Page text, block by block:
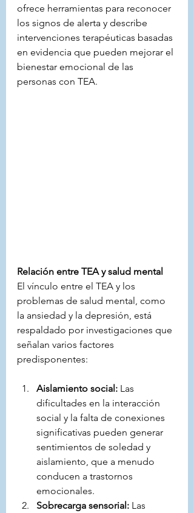
ofrece herramientas para reconocer
los signos de alerta y describe
intervenciones terapéuticas basadas
en evidencia que pueden mejorar el
bienestar emocional de las
personas con TEA.
Relación entre TEA y salud mental
El vínculo entre el TEA y los
problemas de salud mental, como
la ansiedad y la depresión, está
respaldado por investigaciones que
señalan varios factores
predisponentes:
Aislamiento social: Las
dificultades en la interacción
social y la falta de conexiones
significativas pueden generar
sentimientos de soledad y
aislamiento, que a menudo
conducen a trastornos
emocionales.
Sobrecarga sensorial: Las